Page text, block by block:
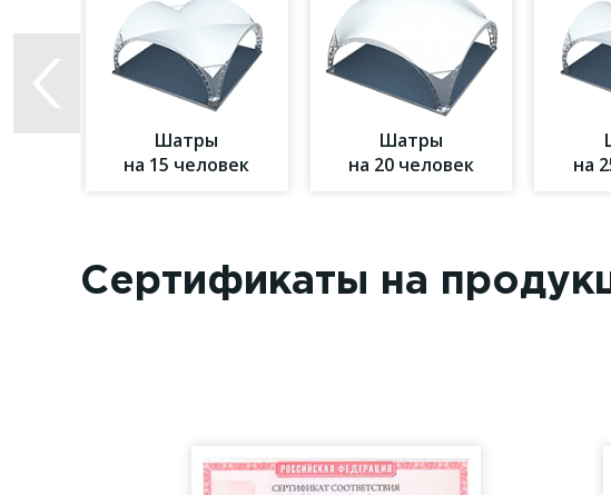
Шатры
на 15 человек
Шатры
на 20 человек
на
Сертификаты на